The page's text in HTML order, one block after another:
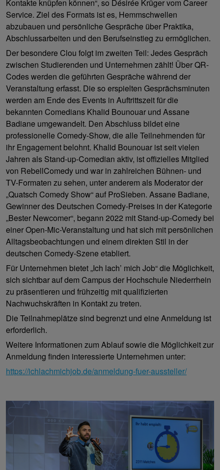
Kontakte knüpfen können“, so Désirée Krüger vom Career
Service. Ziel des Formats ist es, Hemmschwellen
abzubauen und persönliche Gespräche über Praktika,
Abschlussarbeiten und den Berufseinstieg zu ermöglichen.
Der besondere Clou folgt im zweiten Teil: Jedes Gespräch
zwischen Studierenden und Unternehmen zählt! Über QR-
Codes werden die geführten Gespräche während der
Veranstaltung erfasst. Die so erspielten Gesprächsminuten
werden am Ende des Events in Auftrittszeit für die
bekannten Comedians Khalid Bounouar und Assane
Badiane umgewandelt. Den Abschluss bildet eine
professionelle Comedy-Show, die alle Teilnehmenden für
ihr Engagement belohnt. Khalid Bounouar ist seit vielen
Jahren als Stand-up-Comedian aktiv, ist offizielles Mitglied
von RebellComedy und war in zahlreichen Bühnen- und
TV-Formaten zu sehen, unter anderem als Moderator der
„Quatsch Comedy Show“ auf ProSieben. Assane Badiane,
Gewinner des Deutschen Comedy-Preises in der Kategorie
„Bester Newcomer“, begann 2022 mit Stand-up-Comedy bei
einer Open-Mic-Veranstaltung und hat sich mit persönlichen
Alltagsbeobachtungen und einem direkten Stil in der
deutschen Comedy-Szene etabliert.
Für Unternehmen bietet „Ich lach’ mich Job“ die Möglichkeit,
sich sichtbar auf dem Campus der Hochschule Niederrhein
zu präsentieren und frühzeitig mit qualifizierten
Nachwuchskräften in Kontakt zu treten.
Die Teilnahmeplätze sind begrenzt und eine Anmeldung ist
erforderlich.
Weitere Informationen zum Ablauf sowie die Möglichkeit zur
Anmeldung finden interessierte Unternehmen unter:
https://ichlachmichjob.de/anmeldung-fuer-aussteller/